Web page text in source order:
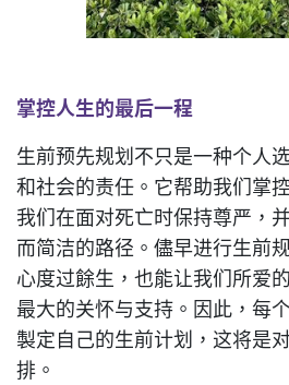
掌控人生的最后一程
生前预先规划不只是一种个人
和社会的责任。它帮助我们掌
我们在面对死亡时保持尊严，
而简洁的路径。儘早进行生前
心度过餘生，也能让我们所爱
最大的关怀与支持。因此，每
製定自己的生前计划，这将是
排。